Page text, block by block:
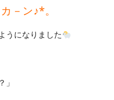
－ン♪*。
うになりました
」